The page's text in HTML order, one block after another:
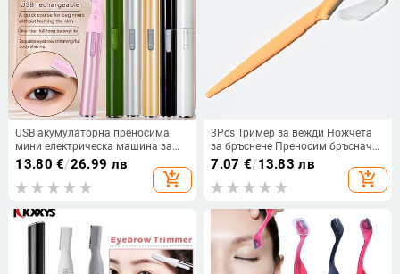
USB акумулаторна преносима
мини електрическа машина за
премахване на косми за
подстригване на вежди за жени
Самобръсначка за лице, тяло,
епилатор
13.80 €/26.99 лв
add_shopping_cart
3Pcs Тример за вежди Ножчета
за бръснене Преносим бръснач
за лице Епилация на вежди Ножи
за премахване на косми
Безопасност Женски
7.07 €/13.83 лв
add_shopping_cart